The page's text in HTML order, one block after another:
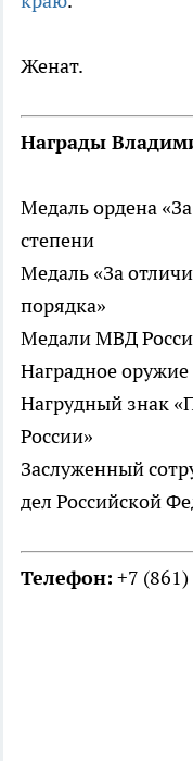
Женат.
Награды
Медаль ордена
степени
Медаль «За
порядка»
Медали МВД
Наградное
Нагрудный знак
России»
Заслуженный
дел Российской
Телефон: +7